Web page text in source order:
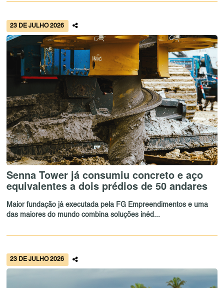
23 DE JULHO 2026
Senna Tower já consumiu concreto e aço
equivalentes a dois prédios de 50 andares
Maior fundação já executada pela FG Empreendimentos e uma
das maiores do mundo combina soluções inéd...
23 DE JULHO 2026